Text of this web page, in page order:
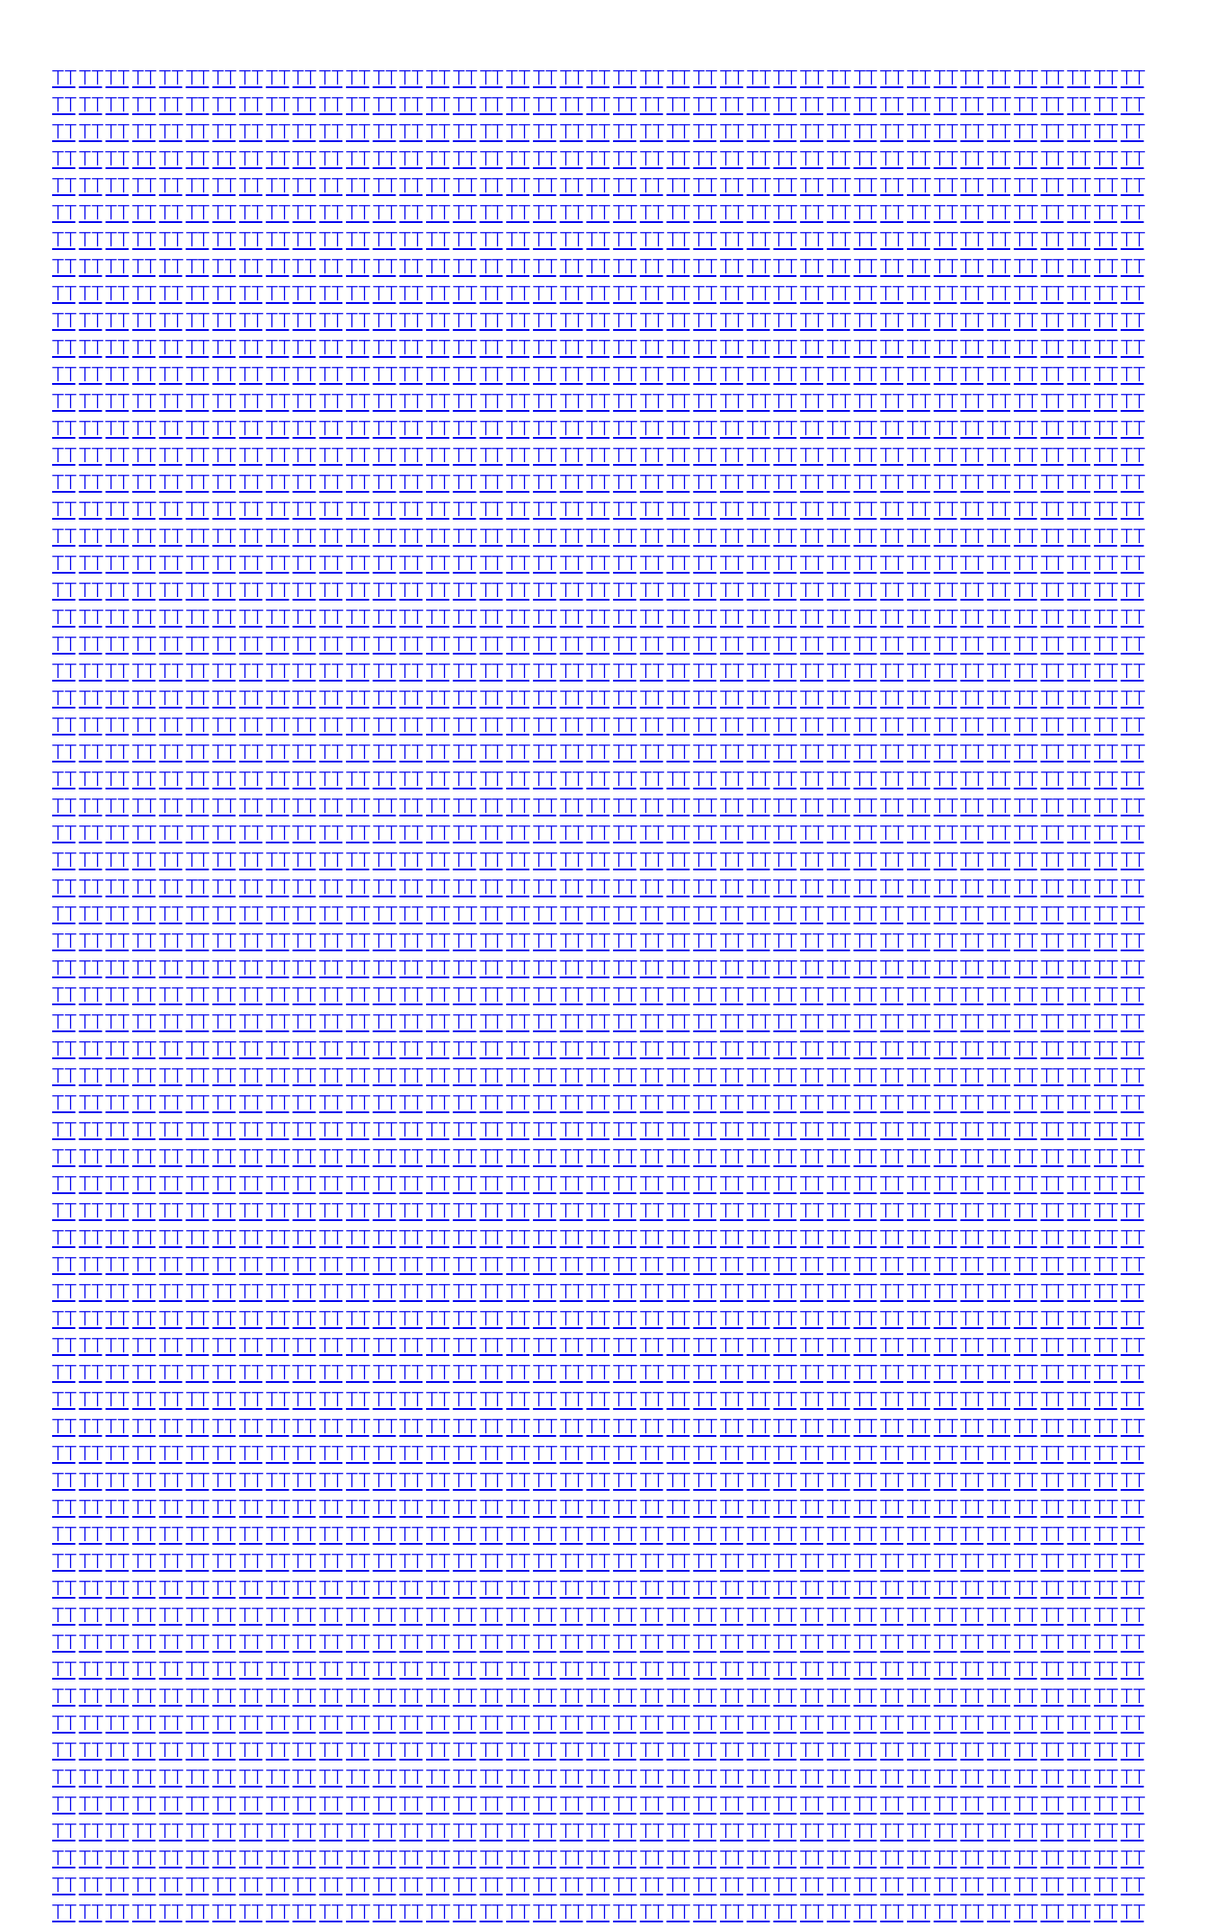
TTTTTTTTTTTTTTTTTTTTTTTTTTTTTTTTTTTTTTTTTTTTTTTTTTTTTTTTTTTTTTTTTTTTTTTTTTTTTTTTTT
TTTTTTTTTTTTTTTTTTTTTTTTTTTTTTTTTTTTTTTTTTTTTTTTTTTTTTTTTTTTTTTTTTTTTTTTTTTTTTTTTT
TTTTTTTTTTTTTTTTTTTTTTTTTTTTTTTTTTTTTTTTTTTTTTTTTTTTTTTTTTTTTTTTTTTTTTTTTTTTTTTTTT
TTTTTTTTTTTTTTTTTTTTTTTTTTTTTTTTTTTTTTTTTTTTTTTTTTTTTTTTTTTTTTTTTTTTTTTTTTTTTTTTTT
TTTTTTTTTTTTTTTTTTTTTTTTTTTTTTTTTTTTTTTTTTTTTTTTTTTTTTTTTTTTTTTTTTTTTTTTTTTTTTTTTT
TTTTTTTTTTTTTTTTTTTTTTTTTTTTTTTTTTTTTTTTTTTTTTTTTTTTTTTTTTTTTTTTTTTTTTTTTTTTTTTTTT
TTTTTTTTTTTTTTTTTTTTTTTTTTTTTTTTTTTTTTTTTTTTTTTTTTTTTTTTTTTTTTTTTTTTTTTTTTTTTTTTTT
TTTTTTTTTTTTTTTTTTTTTTTTTTTTTTTTTTTTTTTTTTTTTTTTTTTTTTTTTTTTTTTTTTTTTTTTTTTTTTTTTT
TTTTTTTTTTTTTTTTTTTTTTTTTTTTTTTTTTTTTTTTTTTTTTTTTTTTTTTTTTTTTTTTTTTTTTTTTTTTTTTTTT
TTTTTTTTTTTTTTTTTTTTTTTTTTTTTTTTTTTTTTTTTTTTTTTTTTTTTTTTTTTTTTTTTTTTTTTTTTTTTTTTTT
TTTTTTTTTTTTTTTTTTTTTTTTTTTTTTTTTTTTTTTTTTTTTTTTTTTTTTTTTTTTTTTTTTTTTTTTTTTTTTTTTT
TTTTTTTTTTTTTTTTTTTTTTTTTTTTTTTTTTTTTTTTTTTTTTTTTTTTTTTTTTTTTTTTTTTTTTTTTTTTTTTTTT
TTTTTTTTTTTTTTTTTTTTTTTTTTTTTTTTTTTTTTTTTTTTTTTTTTTTTTTTTTTTTTTTTTTTTTTTTTTTTTTTTT
TTTTTTTTTTTTTTTTTTTTTTTTTTTTTTTTTTTTTTTTTTTTTTTTTTTTTTTTTTTTTTTTTTTTTTTTTTTTTTTTTT
TTTTTTTTTTTTTTTTTTTTTTTTTTTTTTTTTTTTTTTTTTTTTTTTTTTTTTTTTTTTTTTTTTTTTTTTTTTTTTTTTT
TTTTTTTTTTTTTTTTTTTTTTTTTTTTTTTTTTTTTTTTTTTTTTTTTTTTTTTTTTTTTTTTTTTTTTTTTTTTTTTTTT
TTTTTTTTTTTTTTTTTTTTTTTTTTTTTTTTTTTTTTTTTTTTTTTTTTTTTTTTTTTTTTTTTTTTTTTTTTTTTTTTTT
TTTTTTTTTTTTTTTTTTTTTTTTTTTTTTTTTTTTTTTTTTTTTTTTTTTTTTTTTTTTTTTTTTTTTTTTTTTTTTTTTT
TTTTTTTTTTTTTTTTTTTTTTTTTTTTTTTTTTTTTTTTTTTTTTTTTTTTTTTTTTTTTTTTTTTTTTTTTTTTTTTTTT
TTTTTTTTTTTTTTTTTTTTTTTTTTTTTTTTTTTTTTTTTTTTTTTTTTTTTTTTTTTTTTTTTTTTTTTTTTTTTTTTTT
TTTTTTTTTTTTTTTTTTTTTTTTTTTTTTTTTTTTTTTTTTTTTTTTTTTTTTTTTTTTTTTTTTTTTTTTTTTTTTTTTT
TTTTTTTTTTTTTTTTTTTTTTTTTTTTTTTTTTTTTTTTTTTTTTTTTTTTTTTTTTTTTTTTTTTTTTTTTTTTTTTTTT
TTTTTTTTTTTTTTTTTTTTTTTTTTTTTTTTTTTTTTTTTTTTTTTTTTTTTTTTTTTTTTTTTTTTTTTTTTTTTTTTTT
TTTTTTTTTTTTTTTTTTTTTTTTTTTTTTTTTTTTTTTTTTTTTTTTTTTTTTTTTTTTTTTTTTTTTTTTTTTTTTTTTT
TTTTTTTTTTTTTTTTTTTTTTTTTTTTTTTTTTTTTTTTTTTTTTTTTTTTTTTTTTTTTTTTTTTTTTTTTTTTTTTTTT
TTTTTTTTTTTTTTTTTTTTTTTTTTTTTTTTTTTTTTTTTTTTTTTTTTTTTTTTTTTTTTTTTTTTTTTTTTTTTTTTTT
TTTTTTTTTTTTTTTTTTTTTTTTTTTTTTTTTTTTTTTTTTTTTTTTTTTTTTTTTTTTTTTTTTTTTTTTTTTTTTTTTT
TTTTTTTTTTTTTTTTTTTTTTTTTTTTTTTTTTTTTTTTTTTTTTTTTTTTTTTTTTTTTTTTTTTTTTTTTTTTTTTTTT
TTTTTTTTTTTTTTTTTTTTTTTTTTTTTTTTTTTTTTTTTTTTTTTTTTTTTTTTTTTTTTTTTTTTTTTTTTTTTTTTTT
TTTTTTTTTTTTTTTTTTTTTTTTTTTTTTTTTTTTTTTTTTTTTTTTTTTTTTTTTTTTTTTTTTTTTTTTTTTTTTTTTT
TTTTTTTTTTTTTTTTTTTTTTTTTTTTTTTTTTTTTTTTTTTTTTTTTTTTTTTTTTTTTTTTTTTTTTTTTTTTTTTTTT
TTTTTTTTTTTTTTTTTTTTTTTTTTTTTTTTTTTTTTTTTTTTTTTTTTTTTTTTTTTTTTTTTTTTTTTTTTTTTTTTTT
TTTTTTTTTTTTTTTTTTTTTTTTTTTTTTTTTTTTTTTTTTTTTTTTTTTTTTTTTTTTTTTTTTTTTTTTTTTTTTTTTT
TTTTTTTTTTTTTTTTTTTTTTTTTTTTTTTTTTTTTTTTTTTTTTTTTTTTTTTTTTTTTTTTTTTTTTTTTTTTTTTTTT
TTTTTTTTTTTTTTTTTTTTTTTTTTTTTTTTTTTTTTTTTTTTTTTTTTTTTTTTTTTTTTTTTTTTTTTTTTTTTTTTTT
TTTTTTTTTTTTTTTTTTTTTTTTTTTTTTTTTTTTTTTTTTTTTTTTTTTTTTTTTTTTTTTTTTTTTTTTTTTTTTTTTT
TTTTTTTTTTTTTTTTTTTTTTTTTTTTTTTTTTTTTTTTTTTTTTTTTTTTTTTTTTTTTTTTTTTTTTTTTTTTTTTTTT
TTTTTTTTTTTTTTTTTTTTTTTTTTTTTTTTTTTTTTTTTTTTTTTTTTTTTTTTTTTTTTTTTTTTTTTTTTTTTTTTTT
TTTTTTTTTTTTTTTTTTTTTTTTTTTTTTTTTTTTTTTTTTTTTTTTTTTTTTTTTTTTTTTTTTTTTTTTTTTTTTTTTT
TTTTTTTTTTTTTTTTTTTTTTTTTTTTTTTTTTTTTTTTTTTTTTTTTTTTTTTTTTTTTTTTTTTTTTTTTTTTTTTTTT
TTTTTTTTTTTTTTTTTTTTTTTTTTTTTTTTTTTTTTTTTTTTTTTTTTTTTTTTTTTTTTTTTTTTTTTTTTTTTTTTTT
TTTTTTTTTTTTTTTTTTTTTTTTTTTTTTTTTTTTTTTTTTTTTTTTTTTTTTTTTTTTTTTTTTTTTTTTTTTTTTTTTT
TTTTTTTTTTTTTTTTTTTTTTTTTTTTTTTTTTTTTTTTTTTTTTTTTTTTTTTTTTTTTTTTTTTTTTTTTTTTTTTTTT
TTTTTTTTTTTTTTTTTTTTTTTTTTTTTTTTTTTTTTTTTTTTTTTTTTTTTTTTTTTTTTTTTTTTTTTTTTTTTTTTTT
TTTTTTTTTTTTTTTTTTTTTTTTTTTTTTTTTTTTTTTTTTTTTTTTTTTTTTTTTTTTTTTTTTTTTTTTTTTTTTTTTT
TTTTTTTTTTTTTTTTTTTTTTTTTTTTTTTTTTTTTTTTTTTTTTTTTTTTTTTTTTTTTTTTTTTTTTTTTTTTTTTTTT
TTTTTTTTTTTTTTTTTTTTTTTTTTTTTTTTTTTTTTTTTTTTTTTTTTTTTTTTTTTTTTTTTTTTTTTTTTTTTTTTTT
TTTTTTTTTTTTTTTTTTTTTTTTTTTTTTTTTTTTTTTTTTTTTTTTTTTTTTTTTTTTTTTTTTTTTTTTTTTTTTTTTT
TTTTTTTTTTTTTTTTTTTTTTTTTTTTTTTTTTTTTTTTTTTTTTTTTTTTTTTTTTTTTTTTTTTTTTTTTTTTTTTTTT
TTTTTTTTTTTTTTTTTTTTTTTTTTTTTTTTTTTTTTTTTTTTTTTTTTTTTTTTTTTTTTTTTTTTTTTTTTTTTTTTTT
TTTTTTTTTTTTTTTTTTTTTTTTTTTTTTTTTTTTTTTTTTTTTTTTTTTTTTTTTTTTTTTTTTTTTTTTTTTTTTTTTT
TTTTTTTTTTTTTTTTTTTTTTTTTTTTTTTTTTTTTTTTTTTTTTTTTTTTTTTTTTTTTTTTTTTTTTTTTTTTTTTTTT
TTTTTTTTTTTTTTTTTTTTTTTTTTTTTTTTTTTTTTTTTTTTTTTTTTTTTTTTTTTTTTTTTTTTTTTTTTTTTTTTTT
TTTTTTTTTTTTTTTTTTTTTTTTTTTTTTTTTTTTTTTTTTTTTTTTTTTTTTTTTTTTTTTTTTTTTTTTTTTTTTTTTT
TTTTTTTTTTTTTTTTTTTTTTTTTTTTTTTTTTTTTTTTTTTTTTTTTTTTTTTTTTTTTTTTTTTTTTTTTTTTTTTTTT
TTTTTTTTTTTTTTTTTTTTTTTTTTTTTTTTTTTTTTTTTTTTTTTTTTTTTTTTTTTTTTTTTTTTTTTTTTTTTTTTTT
TTTTTTTTTTTTTTTTTTTTTTTTTTTTTTTTTTTTTTTTTTTTTTTTTTTTTTTTTTTTTTTTTTTTTTTTTTTTTTTTTT
TTTTTTTTTTTTTTTTTTTTTTTTTTTTTTTTTTTTTTTTTTTTTTTTTTTTTTTTTTTTTTTTTTTTTTTTTTTTTTTTTT
TTTTTTTTTTTTTTTTTTTTTTTTTTTTTTTTTTTTTTTTTTTTTTTTTTTTTTTTTTTTTTTTTTTTTTTTTTTTTTTTTT
TTTTTTTTTTTTTTTTTTTTTTTTTTTTTTTTTTTTTTTTTTTTTTTTTTTTTTTTTTTTTTTTTTTTTTTTTTTTTTTTTT
TTTTTTTTTTTTTTTTTTTTTTTTTTTTTTTTTTTTTTTTTTTTTTTTTTTTTTTTTTTTTTTTTTTTTTTTTTTTTTTTTT
TTTTTTTTTTTTTTTTTTTTTTTTTTTTTTTTTTTTTTTTTTTTTTTTTTTTTTTTTTTTTTTTTTTTTTTTTTTTTTTTTT
TTTTTTTTTTTTTTTTTTTTTTTTTTTTTTTTTTTTTTTTTTTTTTTTTTTTTTTTTTTTTTTTTTTTTTTTTTTTTTTTTT
TTTTTTTTTTTTTTTTTTTTTTTTTTTTTTTTTTTTTTTTTTTTTTTTTTTTTTTTTTTTTTTTTTTTTTTTTTTTTTTTTT
TTTTTTTTTTTTTTTTTTTTTTTTTTTTTTTTTTTTTTTTTTTTTTTTTTTTTTTTTTTTTTTTTTTTTTTTTTTTTTTTTT
TTTTTTTTTTTTTTTTTTTTTTTTTTTTTTTTTTTTTTTTTTTTTTTTTTTTTTTTTTTTTTTTTTTTTTTTTTTTTTTTTT
TTTTTTTTTTTTTTTTTTTTTTTTTTTTTTTTTTTTTTTTTTTTTTTTTTTTTTTTTTTTTTTTTTTTTTTTTTTTTTTTTT
TTTTTTTTTTTTTTTTTTTTTTTTTTTTTTTTTTTTTTTTTTTTTTTTTTTTTTTTTTTTTTTTTTTTTTTTTTTTTTTTTT
TTTTTTTTTTTTTTTTTTTTTTTTTTTTTTTTTTTTTTTTTTTTTTTTTTTTTTTTTTTTTTTTTTTTTTTTTTTTTTTTTT